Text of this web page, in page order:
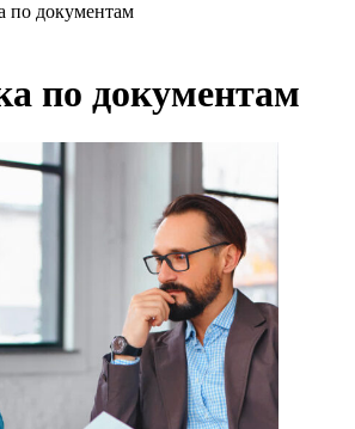
по документам
по документам